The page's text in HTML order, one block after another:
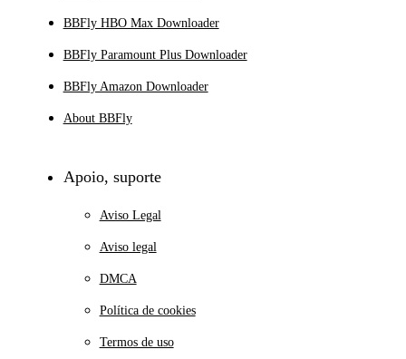
BBFly HBO Max Downloader
BBFly Paramount Plus Downloader
BBFly Amazon Downloader
About BBFly
Apoio, suporte
Aviso Legal
Aviso legal
DMCA
Política de cookies
Termos de uso